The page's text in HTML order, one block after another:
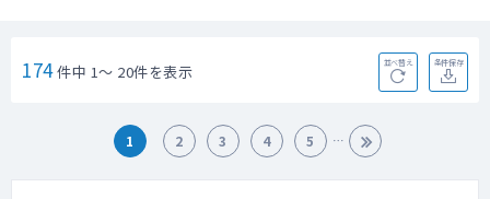
174件中 1～ 20件を表示 並べ替え 条件保存
1 2 3 4 5